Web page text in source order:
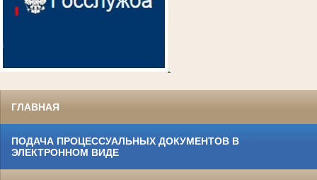
.
ГЛАВНАЯ
ПОДАЧА ПРОЦЕССУАЛЬНЫХ ДОКУМЕНТОВ В
ЭЛЕКТРОННОМ ВИДЕ